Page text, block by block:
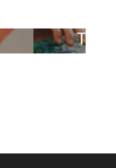
TAILOR MADE